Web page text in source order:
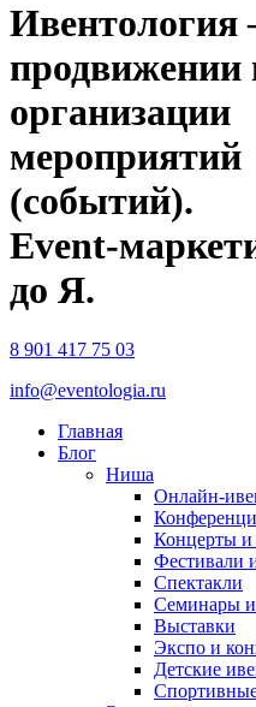
Ивентология
продвижении
организации
мероприятий
(событий).
Event-
до Я.
8 901 417 75 03
info@eventologia.ru
Главная
Блог
Ниша
Онлайн-
Концерты
Фестивали
Спектакли
Семинары и
Выставки
Экспо и
Детские